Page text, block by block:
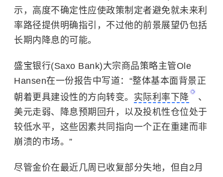
示，高度不确定性应使政策制定者避免就未来利
率路径提供明确指引，不过他的前景展望仍包括
长期内降息的可能。
盛宝银行(Saxo Bank)大宗商品策略主管Ole
Hansen在一份报告中写道：“整体基本面背景正
朝着更具建设性的方向转变。 实际利率下降
、
美元走弱、降息预期回升，以及投机性仓位处于
较低水平，这些因素共同指向一个正在重建而非
崩溃的市场。”
尽管金价在最近几周已收复部分失地，但自2月